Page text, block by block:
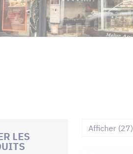
LES
Afficher (27)